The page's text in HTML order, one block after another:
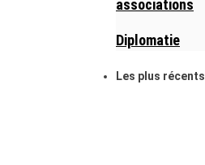
associations
Diplomatie
Les plus récents